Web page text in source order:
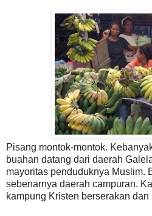
Pisang montok-montok.
buahan datang dari daerah
mayoritas penduduknya Muslim.
sebenarnya daerah campuran.
kampung Kristen berserakan